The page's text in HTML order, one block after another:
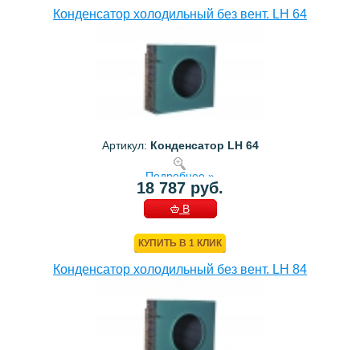
Конденсатор холодильный без вент. LH 64
Артикул: Конденсатор LH 64
Подробнее »
18 787 руб.
В
КУПИТЬ В 1 КЛИК
Конденсатор холодильный без вент. LH 84